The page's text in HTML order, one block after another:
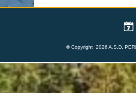
© Copyright 2026 A.S.D.